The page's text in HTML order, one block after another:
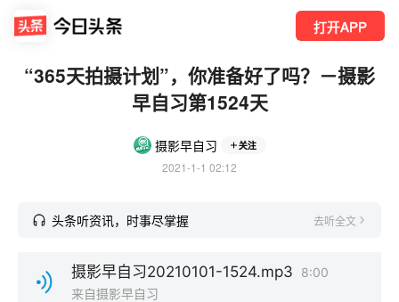
打开APP
“365天拍摄计划”，你准备好了吗？－摄影
早自习第1524天
摄影早自习 关注
2021-1-1 02:12
头条听资讯，时事尽掌握 去听全文
摄影早自习20210101-1524.mp3
8:00
来自摄影早自习